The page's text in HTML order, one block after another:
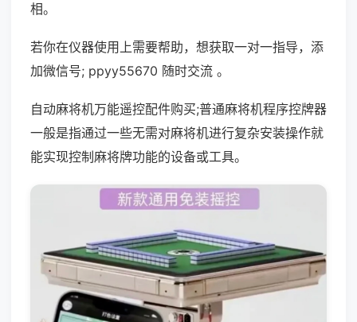
相。
若你在仪器使用上需要帮助，想获取一对一指导，添
加微信号; ppyy55670 随时交流 。
自动麻将机万能遥控配件购买;普通麻将机程序控牌器
一般是指通过一些无需对麻将机进行复杂安装操作就
能实现控制麻将牌功能的设备或工具。